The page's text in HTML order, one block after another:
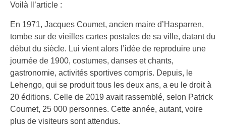
Voilà ll’article :
En 1971, Jacques Coumet, ancien maire d’Hasparren,
tombe sur de vieilles cartes postales de sa ville, datant du
début du siècle. Lui vient alors l’idée de reproduire une
journée de 1900, costumes, danses et chants,
gastronomie, activités sportives compris. Depuis, le
Lehengo, qui se produit tous les deux ans, a eu le droit à
20 éditions. Celle de 2019 avait rassemblé, selon Patrick
Coumet, 25 000 personnes. Cette année, autant, voire
plus de visiteurs sont attendus.